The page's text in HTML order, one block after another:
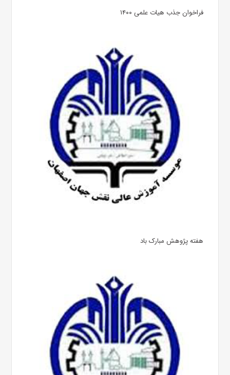
فراخوان جذب هیات علمی ۱۴۰۰
هفته پژوهش مبارک باد